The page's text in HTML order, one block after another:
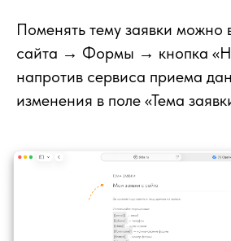
Поменять тему заявки можно
сайта → Формы → кнопка
напротив сервиса приема
изменения в поле «Тема